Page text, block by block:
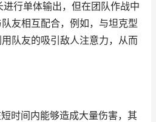
行单体输出，但在团队作战中
友相互配合，例如，与坦克型
队友的吸引敌人注意力，从而
时间内能够造成大量伤害，其